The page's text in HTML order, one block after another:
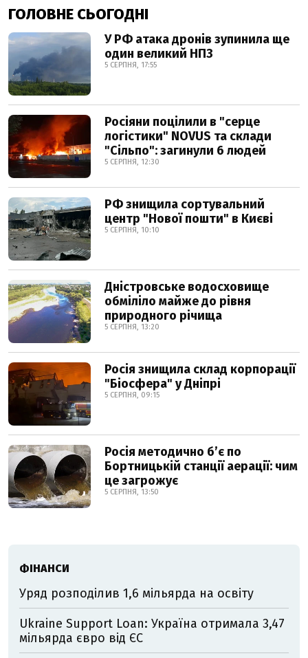
ГОЛОВНЕ СЬОГОДНІ
У РФ атака дронів зупинила ще
один великий НПЗ
5 СЕРПНЯ, 17:55
Росіяни поцілили в "серце
логістики" NOVUS та склади
"Сільпо": загинули 6 людей
5 СЕРПНЯ, 12:30
РФ знищила сортувальний
центр "Нової пошти" в Києві
5 СЕРПНЯ, 10:10
Дністровське водосховище
обміліло майже до рівня
природного річища
5 СЕРПНЯ, 13:20
Росія знищила склад корпорації
"Біосфера" у Дніпрі
5 СЕРПНЯ, 09:15
Росія методично б’є по
Бортницькій станції аерації: чим
це загрожує
5 СЕРПНЯ, 13:50
ФІНАНСИ
Уряд розподілив 1,6 мільярда на освіту
Ukraine Support Loan: Україна отримала 3,47
мільярда євро від ЄС